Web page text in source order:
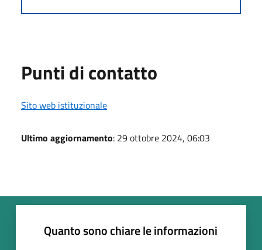
Punti di contatto
Sito web istituzionale
Ultimo aggiornamento: 29 ottobre 2024, 06:03
Quanto sono chiare le informazioni